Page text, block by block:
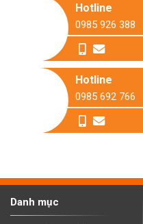
Hotline
0985 926 388
Hotline
0985 692 766
Danh mục